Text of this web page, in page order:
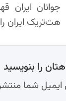
جوانان ایران
هت‌تریک ایران
را بنویسید
ایمیل شما